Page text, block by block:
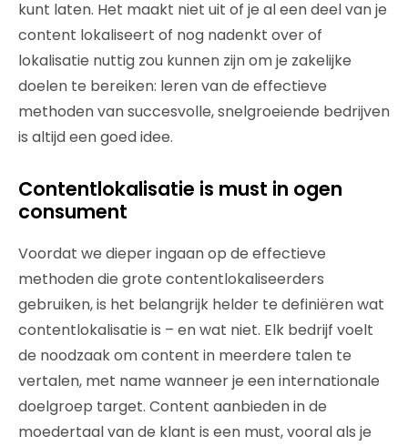
kunt laten. Het maakt niet uit of je al een deel van je
content lokaliseert of nog nadenkt over of
lokalisatie nuttig zou kunnen zijn om je zakelijke
doelen te bereiken: leren van de effectieve
methoden van succesvolle, snelgroeiende bedrijven
is altijd een goed idee.
Contentlokalisatie is must in ogen
consument
Voordat we dieper ingaan op de effectieve
methoden die grote contentlokaliseerders
gebruiken, is het belangrijk helder te definiëren wat
contentlokalisatie is – en wat niet. Elk bedrijf voelt
de noodzaak om content in meerdere talen te
vertalen, met name wanneer je een internationale
doelgroep target. Content aanbieden in de
moedertaal van de klant is een must, vooral als je